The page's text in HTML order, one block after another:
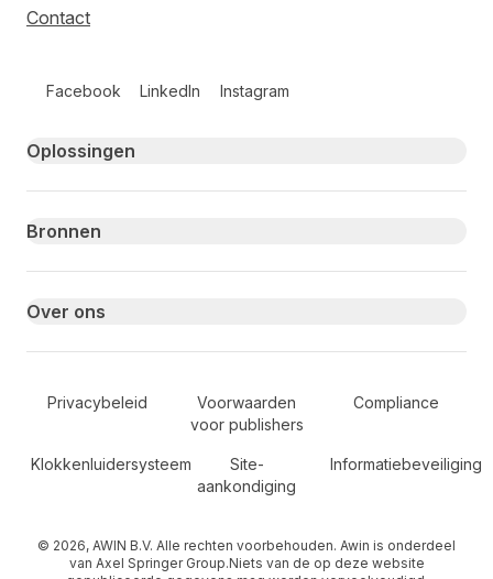
Contact
Facebook LinkedIn Instagram
Primary footer navigation
Oplossingen
Bronnen
Over ons
Secondary Footer Navigation
Privacybeleid
Voorwaarden
voor publishers
Compliance
Klokkenluidersysteem
Site-
aankondiging
Informatiebeveiliging
© 2026, AWIN B.V. Alle rechten voorbehouden. Awin is onderdeel
van Axel Springer Group.Niets van de op deze website